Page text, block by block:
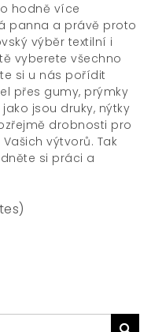
hodně více
panna a právě proto
výběr textilní i
vyberete všechno
si u nás pořídit
přes gumy, prýmky
jsou druky, nýtky
drobnosti pro
výtvorů. Tak
si práci a